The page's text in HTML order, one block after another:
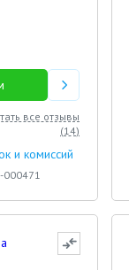
все отзывы
(14)
и комиссий